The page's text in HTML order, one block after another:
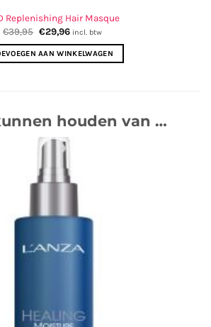
Replenishing Hair Masque
€39,95 Oorspronkelijke
was:
€39,95.
€29,96Huidige
is:
€29,96.
incl. btw
AAN WINKELWAGEN
houden van …